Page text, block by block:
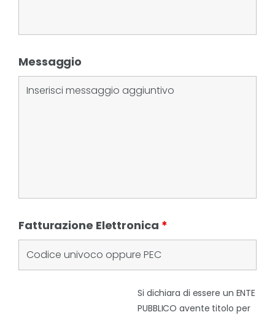
Messaggio
Fatturazione Elettronica *
Si dichiara di essere un ENTE
PUBBLICO avente titolo per